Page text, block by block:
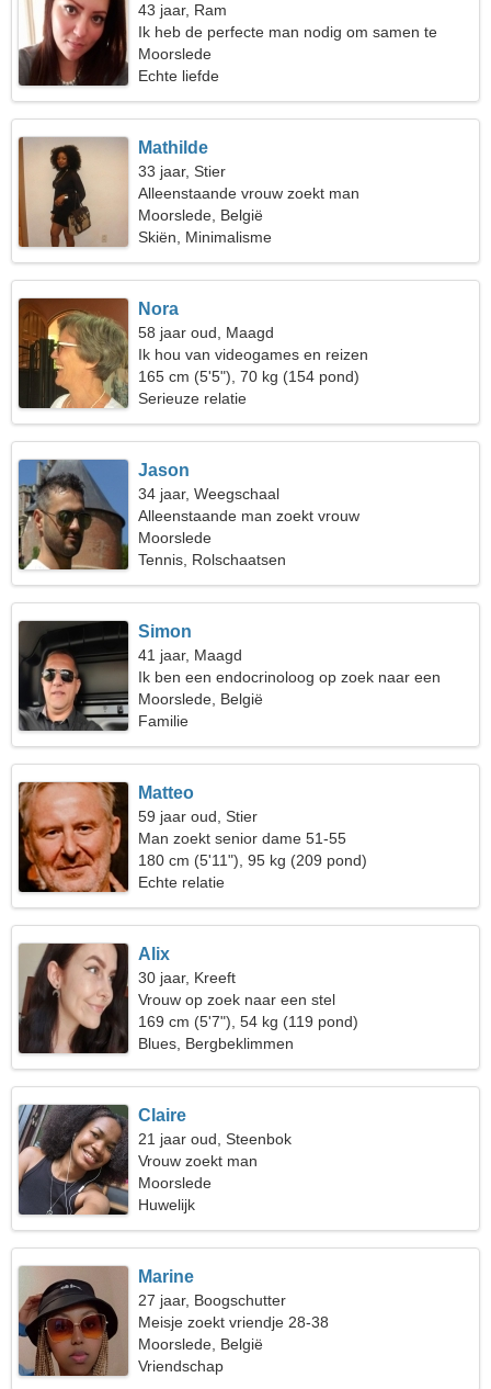
43 jaar, Ram
Ik heb de perfecte man nodig om samen te
reizen
Moorslede
Echte liefde
Mathilde
33 jaar, Stier
Alleenstaande vrouw zoekt man
Moorslede, België
Skiën, Minimalisme
Nora
58 jaar oud, Maagd
Ik hou van videogames en reizen
165 cm (5'5"), 70 kg (154 pond)
Serieuze relatie
Jason
34 jaar, Weegschaal
Alleenstaande man zoekt vrouw
Moorslede
Tennis, Rolschaatsen
Simon
41 jaar, Maagd
Ik ben een endocrinoloog op zoek naar een
ongewone vrouw
Moorslede, België
Familie
Matteo
59 jaar oud, Stier
Man zoekt senior dame 51-55
180 cm (5'11"), 95 kg (209 pond)
Echte relatie
Alix
30 jaar, Kreeft
Vrouw op zoek naar een stel
169 cm (5'7"), 54 kg (119 pond)
Blues, Bergbeklimmen
Claire
21 jaar oud, Steenbok
Vrouw zoekt man
Moorslede
Huwelijk
Marine
27 jaar, Boogschutter
Meisje zoekt vriendje 28-38
Moorslede, België
Vriendschap